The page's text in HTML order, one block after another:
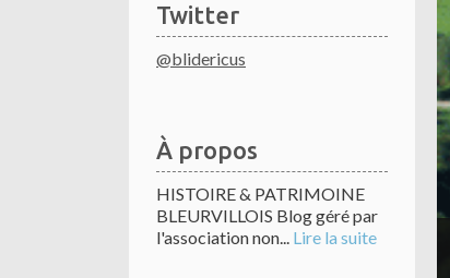
Twitter
@blidericus
À propos
HISTOIRE & PATRIMOINE
BLEURVILLOIS Blog géré par
l'association non... Lire la suite